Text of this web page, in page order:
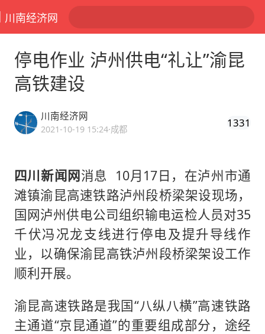
川南经济网
停电作业 泸州供电“礼让”渝昆
高铁建设
川南经济网
2021-10-19 15:24·成都 1331
四川新闻网消息 10月17日，在泸州市通
滩镇渝昆高速铁路泸州段桥梁架设现场，
国网泸州供电公司组织输电运检人员对35
千伏冯况龙支线进行停电及提升导线作
业，以确保渝昆高铁泸州段桥梁架设工作
顺利开展。
渝昆高速铁路是我国“八纵八横”高速铁路
主通道“京昆通道”的重要组成部分，途经